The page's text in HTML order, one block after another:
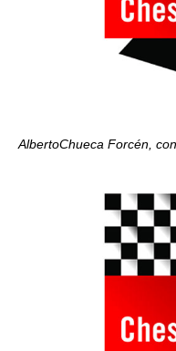
AlbertoChueca Forcén,